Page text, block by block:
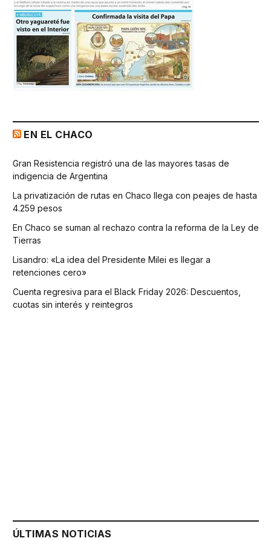
EN EL CHACO
Gran Resistencia registró una de las mayores tasas de
indigencia de Argentina
La privatización de rutas en Chaco llega con peajes de hasta
4.259 pesos
En Chaco se suman al rechazo contra la reforma de la Ley de
Tierras
Lisandro: «La idea del Presidente Milei es llegar a
retenciones cero»
Cuenta regresiva para el Black Friday 2026: Descuentos,
cuotas sin interés y reintegros
ÚLTIMAS NOTICIAS